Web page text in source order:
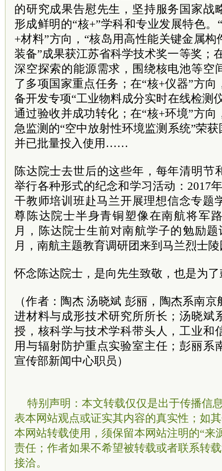
的研究成果告慰先生，坚持服务国家战
形成鲜明的“核+”学科和专业发展特色。
+材料”方向，“核岛用高性能关键金属
装备”成果获江苏省科学技术奖一等奖；
深空探索的能源需求，围绕核电池等空
了多项国家重点任务；在“核+仪器”方
备开发专项“工业物料成分实时在线检测
通过验收并成功转化；在“核+环境”方
急监测的“空中放射性环境监测系统”荣
并已批量投入使用……
陈达院士去世后的这些年，每年清明节
举行各种形式的纪念和学习活动：2017
干教师培训班赴马兰开展理想信念专题
尊陈达院士半身青铜塑像在南航将军
月，陈达院士生前对南航学子的勉励
月，南航主题教育调研团来到马兰烈士
怀念陈达院士，是向先生致敬，也是为
（作者：陶杰 汤晓斌 彭丽，陶杰系南
进材料与成形技术研究所所长；汤晓斌
授，核科学与技术学科带头人，工业和
用与辐射防护重点实验室主任；彭丽系
宣传部新闻中心职员）
特别声明：本文转载仅仅是出于传播信
表本网站观点或证实其内容的真实性；如
本网站转载使用，须保留本网站注明的“来
责任；作者如果不希望被转载或者联系转
接洽。